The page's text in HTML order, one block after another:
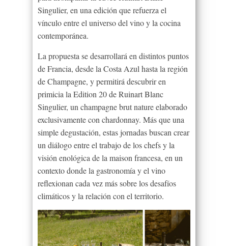
Singulier, en una edición que refuerza el
vínculo entre el universo del vino y la cocina
contemporánea.
La propuesta se desarrollará en distintos puntos
de Francia, desde la Costa Azul hasta la región
de Champagne, y permitirá descubrir en
primicia la Edition 20 de Ruinart Blanc
Singulier, un champagne brut nature elaborado
exclusivamente con chardonnay. Más que una
simple degustación, estas jornadas buscan crear
un diálogo entre el trabajo de los chefs y la
visión enológica de la maison francesa, en un
contexto donde la gastronomía y el vino
reflexionan cada vez más sobre los desafíos
climáticos y la relación con el territorio.